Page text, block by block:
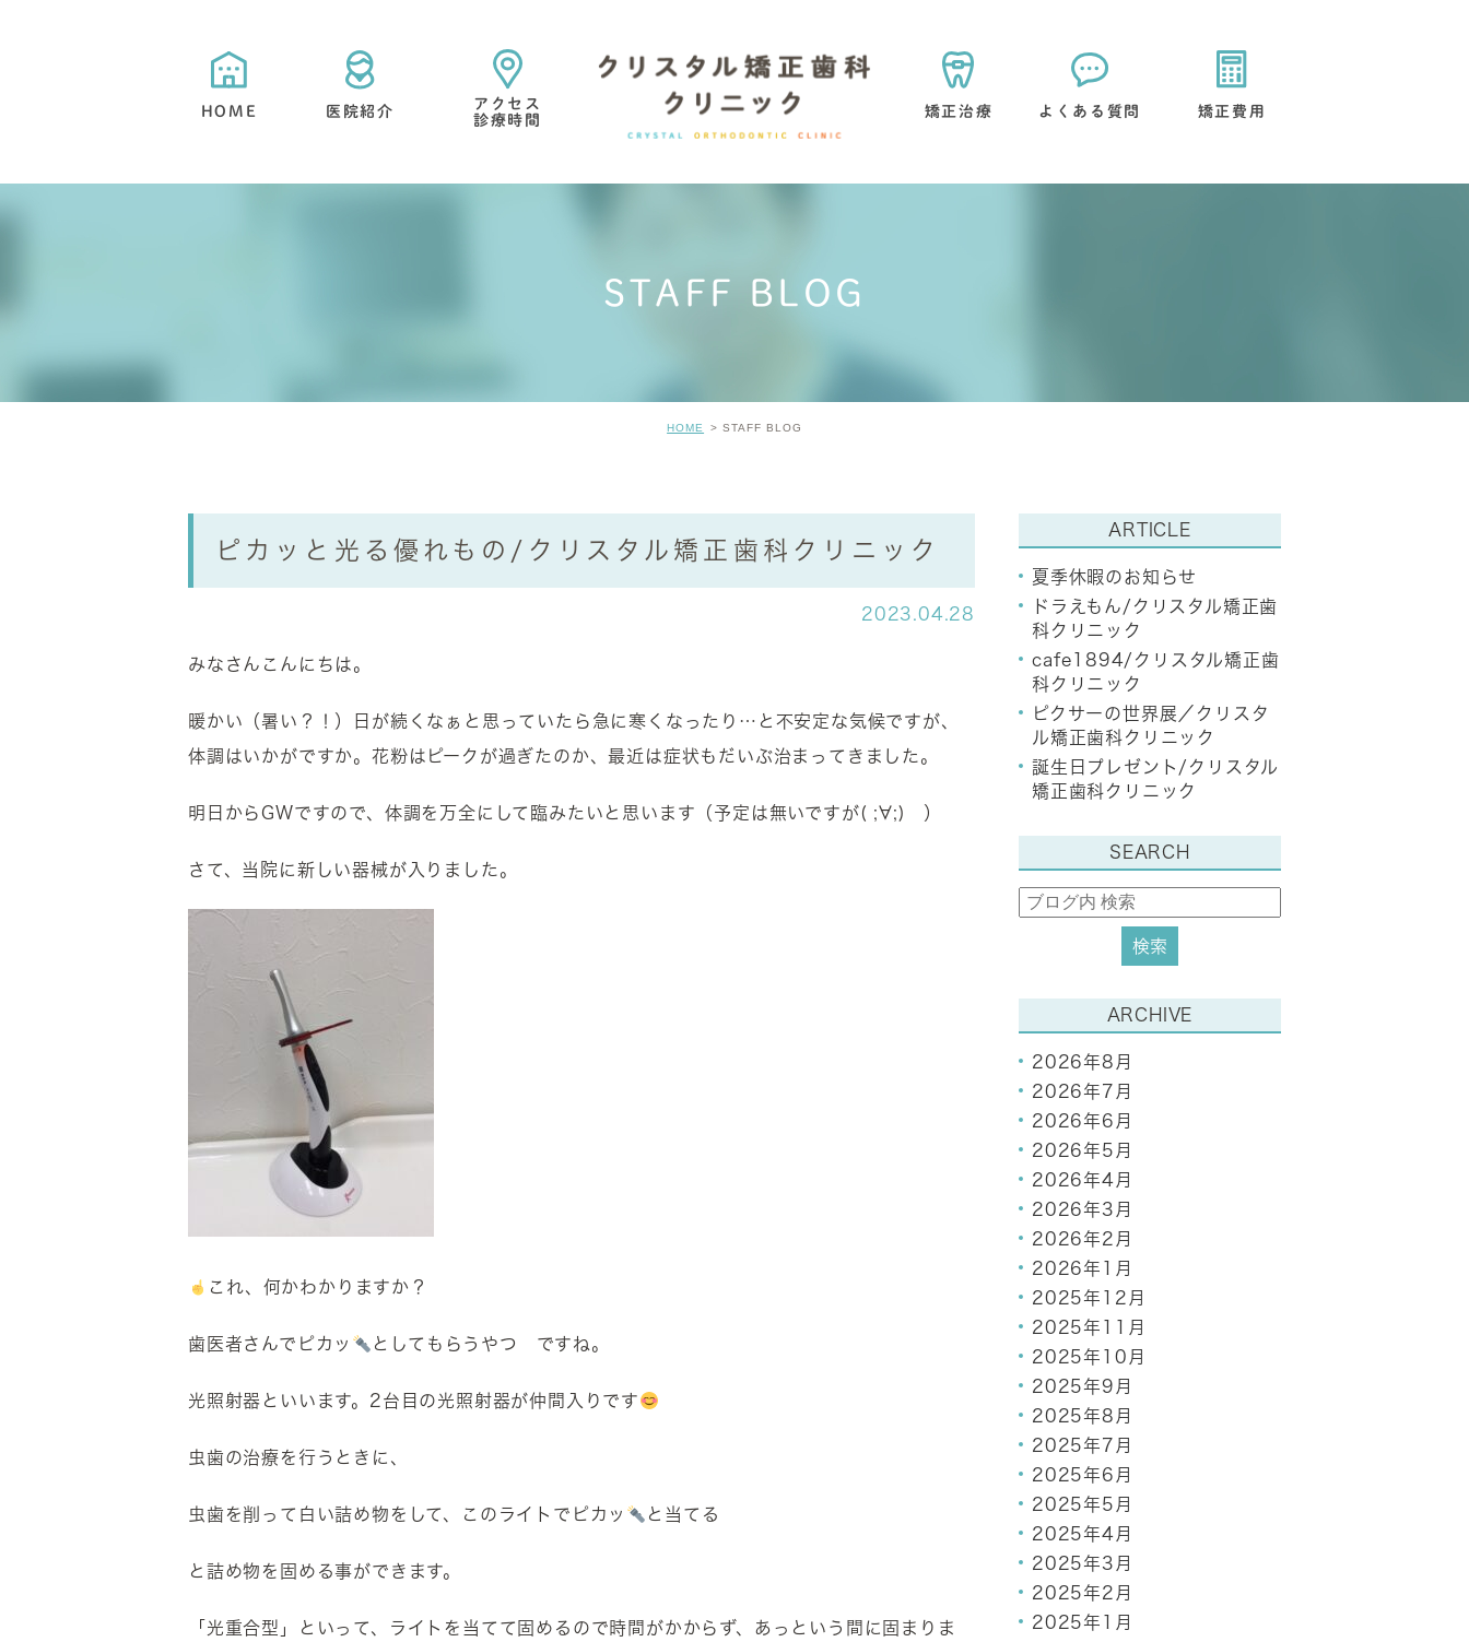
HOME 医院紹介
アクセス
診療時間
矯正治療
矯正治療の目的・考え方 矯正専門医院を選ぶ理由
マウスピース型矯正歯科 小児矯正
よくある質問 矯正費用
STAFF BLOG
HOME STAFF BLOG
ピカッと光る優れもの/クリスタル矯正歯科クリニック
2023.04.28
みなさんこんにちは。
暖かい（暑い？！）日が続くなぁと思っていたら急に寒くなったり…と不安定な気候ですが、
体調はいかがですか。花粉はピークが過ぎたのか、最近は症状もだいぶ治まってきました。
明日からGWですので、体調を万全にして臨みたいと思います（予定は無いですが( ;∀;) ）
さて、当院に新しい器械が入りました。
これ、何かわかりますか？
歯医者さんでピカッ としてもらうやつ ですね。
光照射器といいます。2台目の光照射器が仲間入りです
虫歯の治療を行うときに、
虫歯を削って白い詰め物をして、このライトでピカッ と当てる
と詰め物を固める事ができます。
「光重合型」といって、ライトを当てて固めるので時間がかからず、あっという間に固まりま
ARTICLE
夏季休暇のお知らせ
ドラえもん/クリスタル矯正歯
科クリニック
cafe1894/クリスタル矯正歯
科クリニック
ピクサーの世界展／クリスタ
ル矯正歯科クリニック
誕生日プレゼント/クリスタル
矯正歯科クリニック
SEARCH
ARCHIVE
2026年8月
2026年7月
2026年6月
2026年5月
2026年4月
2026年3月
2026年2月
2026年1月
2025年12月
2025年11月
2025年10月
2025年9月
2025年8月
2025年7月
2025年6月
2025年5月
2025年4月
2025年3月
2025年2月
2025年1月